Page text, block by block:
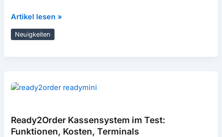
Digitale
Bezahloption:
Kommt
Artikel lesen »
Neuigkeiten
Ready2Order Kassensystem im Test:
Funktionen, Kosten, Terminals